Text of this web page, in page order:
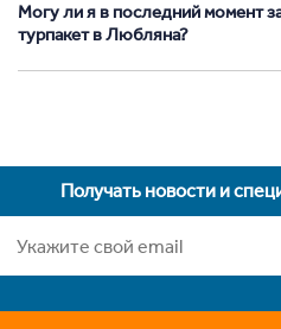
Могу ли я в последний момент
турпакет в Любляна?
Получать новости и